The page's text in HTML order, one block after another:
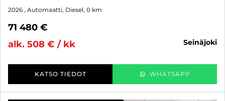
2026 , Automaatti, Diesel, 0 km
71 480 €
alk. 508 € / kk
seinäjoki
KATSO TIEDOT WHATSAPP